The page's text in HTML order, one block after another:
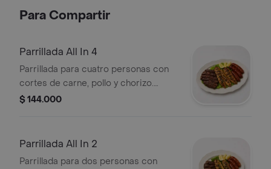
Para Compartir
Parrillada All In 4
Parrillada para cuatro personas con
cortes de carne, pollo y chorizo.
Incluye guarnición de limón.
$ 144.000
Parrillada All In 2
Parrillada para dos personas con